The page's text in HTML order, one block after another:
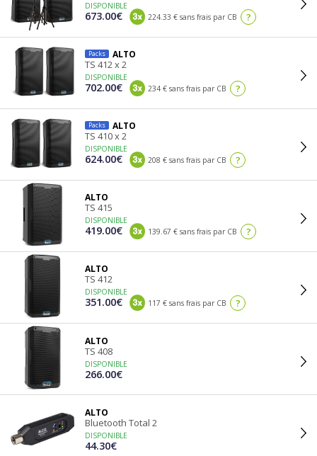
DISPONIBLE
673.00€ 224.33 € sans frais par CB ?
Packs ALTO
TS 412 x 2
DISPONIBLE
702.00€ 234 € sans frais par CB ?
Packs ALTO
TS 410 x 2
DISPONIBLE
624.00€ 208 € sans frais par CB ?
ALTO
TS 415
DISPONIBLE
419.00€ 139.67 € sans frais par CB ?
ALTO
TS 412
DISPONIBLE
351.00€ 117 € sans frais par CB ?
ALTO
TS 408
DISPONIBLE
266.00€
ALTO
Bluetooth Total 2
DISPONIBLE
44.30€